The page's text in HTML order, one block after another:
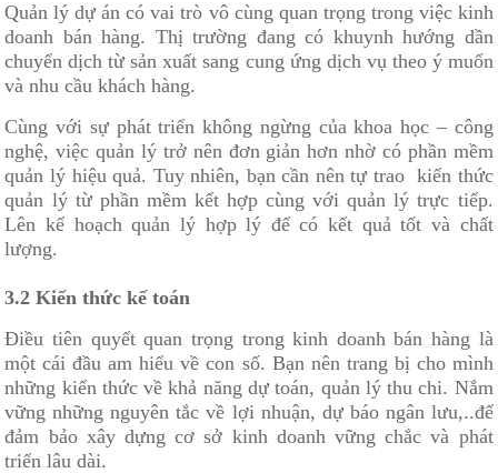
Quản lý dự án có vai trò vô cùng quan trọng trong việc kinh
doanh bán hàng. Thị trường đang có khuynh hướng dần
chuyển dịch từ sản xuất sang cung ứng dịch vụ theo ý muốn
và nhu cầu khách hàng.
Cùng với sự phát triển không ngừng của khoa học – công
nghệ, việc quản lý trở nên đơn giản hơn nhờ có phần mềm
quản lý hiệu quả. Tuy nhiên, bạn cần nên tự trao kiến thức
quản lý từ phần mềm kết hợp cùng với quản lý trực tiếp.
Lên kế hoạch quản lý hợp lý để có kết quả tốt và chất
lượng.
3.2 Kiến thức kế toán
Điều tiên quyết quan trọng trong kinh doanh bán hàng là
một cái đầu am hiểu về con số. Bạn nên trang bị cho mình
những kiến thức về khả năng dự toán, quản lý thu chi. Nắm
vững những nguyên tắc về lợi nhuận, dự báo ngân lưu,..để
đảm bảo xây dựng cơ sở kinh doanh vững chắc và phát
triển lâu dài.